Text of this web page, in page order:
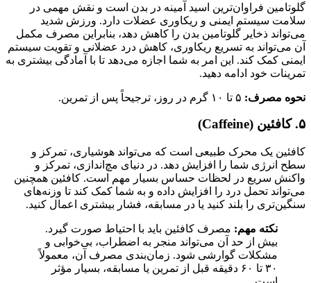
گلوتامین فراوان‌ترین اسید آمینه در بدن است و نقش مهمی در
سلامت سیستم ایمنی و ریکاوری عضلات دارد. ورزش شدید
می‌تواند ذخایر گلوتامین بدن را کاهش دهد، بنابراین مصرف مکمل
آن می‌تواند به تسریع ریکاوری، کاهش درد عضلانی و تقویت سیستم
ایمنی کمک کند. این امر به شما اجازه می‌دهد تا با آمادگی بیشتری به
تمرینات خود ادامه دهید.
نحوه مصرف:
۵. کافئین (Caffeine)
کافئین یک محرک طبیعی است که می‌تواند هوشیاری، تمرکز و
سطح انرژی شما را افزایش دهد. در دنیای مچ‌اندازی، تمرکز و
واکنش سریع در لحظات حساس بسیار مهم است. کافئین همچنین
می‌تواند تحمل درد را افزایش داده و به شما کمک کند تا وزنه‌های
سنگین‌تری را بلند کنید یا در مسابقه، فشار بیشتری اعمال کنید.
نکته مهم: مصرف کافئین باید با احتیاط صورت گیرد.
بیش از حد آن می‌تواند منجر به اضطراب، بی‌خوابی و
مشکلات گوارشی شود. زمان‌بندی مصرف آن، معمولاً
۳۰ تا ۶۰ دقیقه قبل از تمرین یا مسابقه، بسیار مؤثر